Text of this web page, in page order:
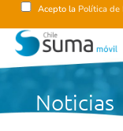
Acepto la Política de
Noticias